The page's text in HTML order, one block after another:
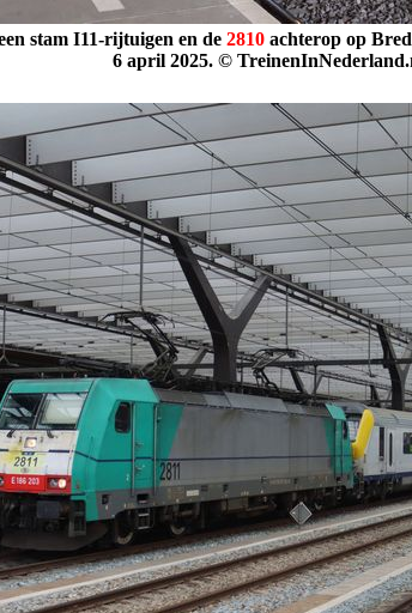
stam I11-rijtuigen en de 2810 achterop op
6 april 2025. ©